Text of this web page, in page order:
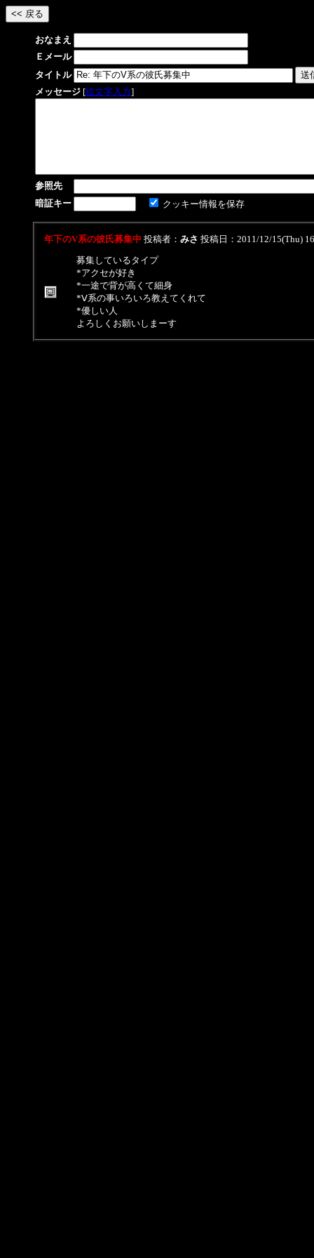
おなまえ
Ｅメール
タイトル
メッセージ [絵文字入力]
参照先
暗証キー
クッキー情報を保存
年下のV系の彼氏募集中 投稿者： みさ 投稿日：2011/12/15(Thu)
募集しているタイプ
*アクセが好き
*一途で背が高くて細身
*Ⅴ系の事いろいろ教えてくれて
*優しい人
よろしくお願いしまーす